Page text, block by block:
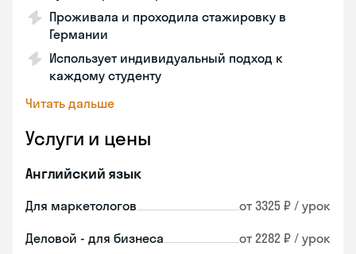
Проживала и проходила стажировку в
Германии
Использует индивидуальный подход к
каждому студенту
Читать дальше
Услуги и цены
Английский язык
Для маркетологов от 3325 ₽ / урок
Деловой - для бизнеса от 2282 ₽ / урок